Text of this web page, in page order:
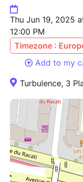
Thu Jun 19, 2025
12:00 PM
Timezone :
Add to my
Turbulence, 3